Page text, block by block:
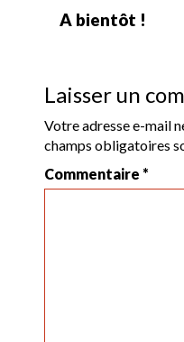
A bientôt !
Laisser un
Votre adresse e-mail
champs obligatoires
Commentaire*